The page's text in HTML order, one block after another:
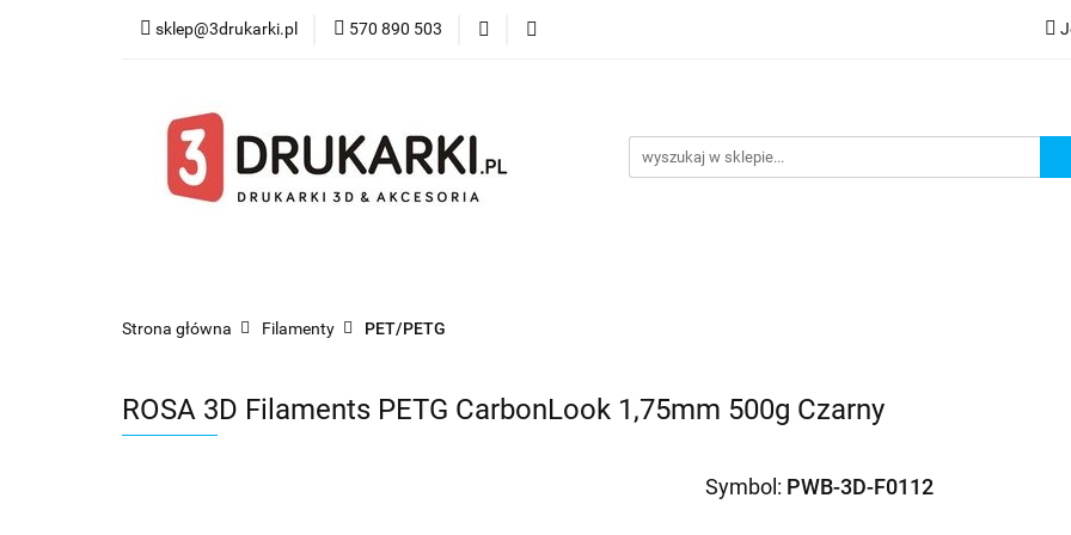
sklep@3drukarki.pl 570 890 503
Blog Bestsellery
Strona główna Filamenty PET/PETG
ROSA 3D Filaments PETG CarbonLook 1,75mm 500g Czarny
Symbol: PWB-3D-F0112